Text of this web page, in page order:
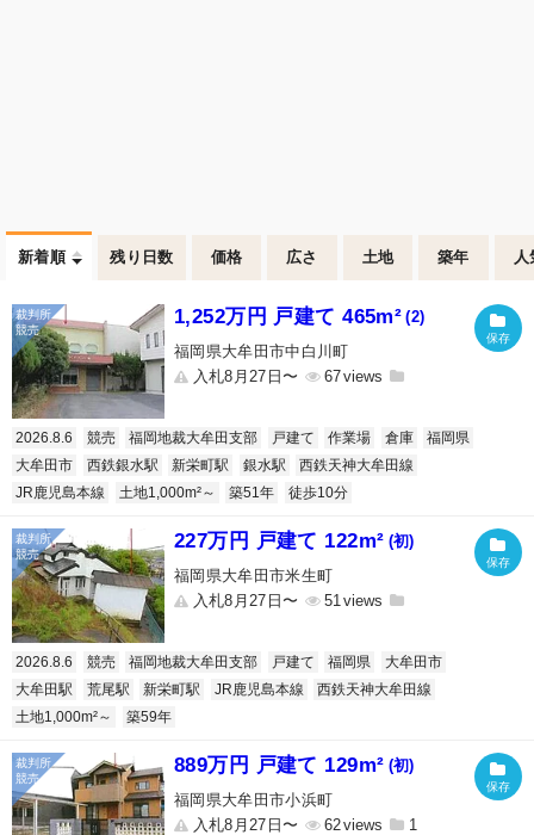
新着順 残り日数 価格 広さ 土地 築年 人
1,252万円 戸建て 465m² (2)
福岡県大牟田市中白川町
入札8月27日〜
67
2026.8.6 競売 福岡地裁大牟田支部 戸建て 作業場 倉庫
福岡県
大牟田市
西鉄銀水駅 新栄町駅 銀水駅
西鉄天神大牟田線
JR鹿児島本線
土地1,000m²～ 築51年 徒歩10分
227万円 戸建て 122m² (初)
福岡県大牟田市米生町
入札8月27日〜
51
2026.8.6 競売 福岡地裁大牟田支部 戸建て 福岡県
大牟田市
大牟田駅
荒尾駅 新栄町駅 JR鹿児島本線
西鉄天神大牟田線
土地1,000m²～
築59年
889万円 戸建て 129m² (初)
福岡県大牟田市小浜町
入札8月27日〜
62 1